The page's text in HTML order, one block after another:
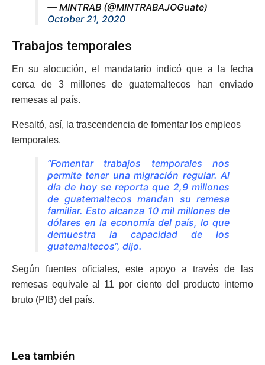
— MINTRAB (@MINTRABAJOGuate)
October 21, 2020
Trabajos temporales
En su alocución, el mandatario indicó que a la fecha
cerca de 3 millones de guatemaltecos han enviado
remesas al país.
Resaltó, así, la trascendencia de fomentar los empleos
temporales.
“Fomentar trabajos temporales nos
permite tener una migración regular. Al
día de hoy se reporta que 2,9 millones
de guatemaltecos mandan su remesa
familiar. Esto alcanza 10 mil millones de
dólares en la economía del país, lo que
demuestra la capacidad de los
guatemaltecos“, dijo.
Según fuentes oficiales, este apoyo a través de las
remesas equivale al 11 por ciento del producto interno
bruto (PIB) del país.
Lea también